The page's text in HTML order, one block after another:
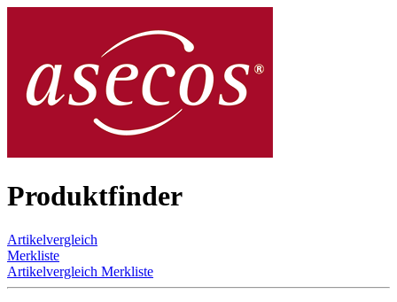
Produktfinder
Artikelvergleich
Merkliste
Artikelvergleich Merkliste